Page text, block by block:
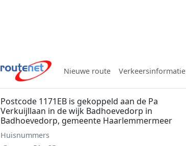
Nieuwe route Verkeersinformatie
Postcode 1171EB is gekoppeld aan de Pa
Verkuijllaan in de wijk Badhoevedorp in
Badhoevedorp, gemeente Haarlemmermeer
Huisnummers